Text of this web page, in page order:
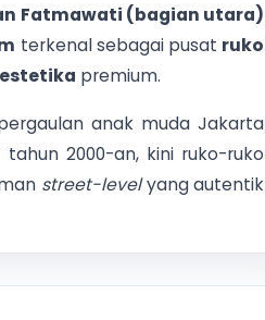
Fatmawati (bagian utara)
terkenal sebagai pusat ruko
premium.
anak muda Jakarta
2000-an, kini ruko-ruko
street-levelyang autentik